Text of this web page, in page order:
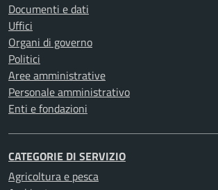
Documenti e dati
Uffici
Organi di governo
Politici
Aree amministrative
Personale amministrativo
Enti e fondazioni
CATEGORIE DI SERVIZIO
Agricoltura e pesca